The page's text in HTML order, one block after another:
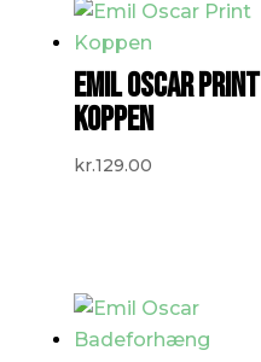
EMIL OSCAR PRINT
KOPPEN
kr.129.00